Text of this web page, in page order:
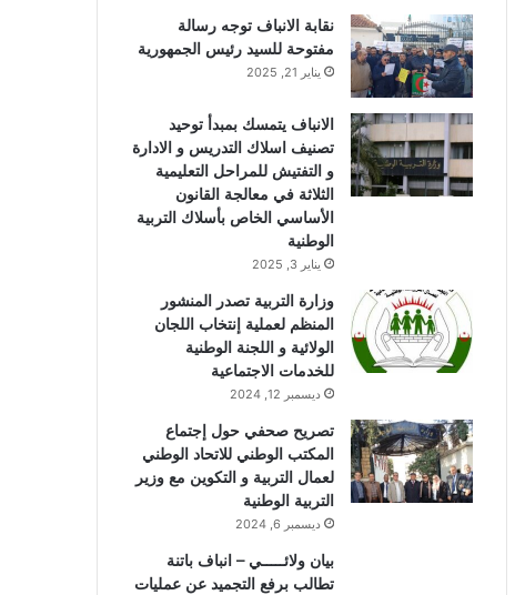
نقابة الانباف توجه رسالة
مفتوحة للسيد رئيس الجمهورية
يناير 21, 2025
الانباف يتمسك بمبدأ توحيد
تصنيف اسلاك التدريس و الادارة
و التفتيش للمراحل التعليمية
الثلاثة في معالجة القانون
الأساسي الخاص بأسلاك التربية
الوطنية
يناير 3, 2025
وزارة التربية تصدر المنشور
المنظم لعملية إنتخاب اللجان
الولائية و اللجنة الوطنية
للخدمات الاجتماعية
ديسمبر 12, 2024
تصريح صحفي حول إجتماع
المكتب الوطني للاتحاد الوطني
لعمال التربية و التكوين مع وزير
التربية الوطنية
ديسمبر 6, 2024
بيان ولائـــــي – انباف باتنة
تطالب برفع التجميد عن عمليات